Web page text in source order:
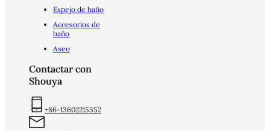
Espejo de baño
Accesorios de
baño
Aseo
Contactar con
Shouya
+86-13602215352